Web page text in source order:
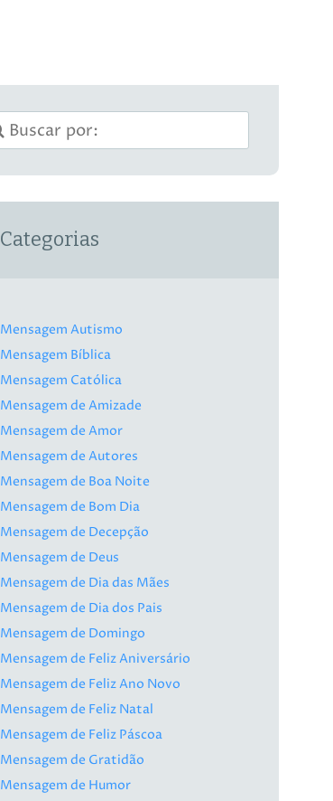
Categorias
Mensagem Autismo
Mensagem Bíblica
Mensagem Católica
Mensagem de Amizade
Mensagem de Amor
Mensagem de Autores
Mensagem de Boa Noite
Mensagem de Bom Dia
Mensagem de Decepção
Mensagem de Deus
Mensagem de Dia das Mães
Mensagem de Dia dos Pais
Mensagem de Domingo
Mensagem de Feliz Aniversário
Mensagem de Feliz Ano Novo
Mensagem de Feliz Natal
Mensagem de Feliz Páscoa
Mensagem de Gratidão
Mensagem de Humor